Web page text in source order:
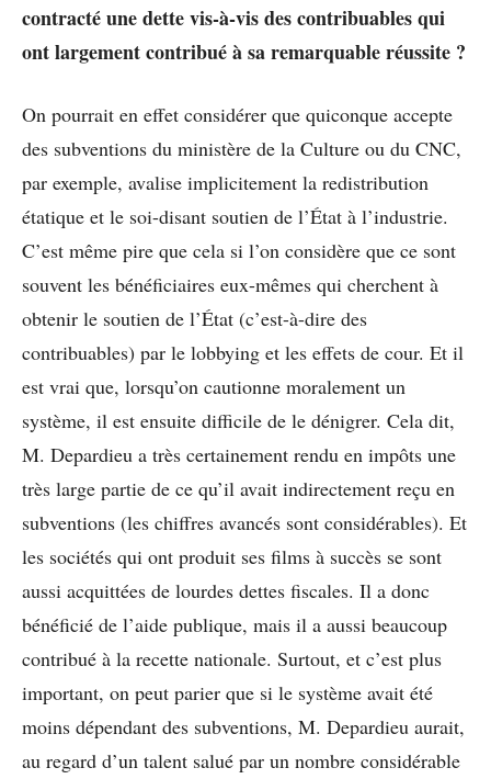
contracté une dette vis-à-vis des contribuables qui
ont largement contribué à sa remarquable réussite ?
On pourrait en effet considérer que quiconque accepte
des subventions du ministère de la Culture ou du CNC,
par exemple, avalise implicitement la redistribution
étatique et le soi-disant soutien de l’État à l’industrie.
C’est même pire que cela si l’on considère que ce sont
souvent les bénéficiaires eux-mêmes qui cherchent à
obtenir le soutien de l’État (c’est-à-dire des
contribuables) par le lobbying et les effets de cour. Et il
est vrai que, lorsqu’on cautionne moralement un
système, il est ensuite difficile de le dénigrer. Cela dit,
M. Depardieu a très certainement rendu en impôts une
très large partie de ce qu’il avait indirectement reçu en
subventions (les chiffres avancés sont considérables). Et
les sociétés qui ont produit ses films à succès se sont
aussi acquittées de lourdes dettes fiscales. Il a donc
bénéficié de l’aide publique, mais il a aussi beaucoup
contribué à la recette nationale. Surtout, et c’est plus
important, on peut parier que si le système avait été
moins dépendant des subventions, M. Depardieu aurait,
au regard d’un talent salué par un nombre considérable